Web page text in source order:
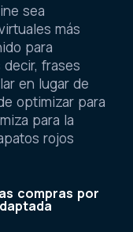
sea
más
para
frases
en lugar de
optimizar para
para la
rojos
compras por